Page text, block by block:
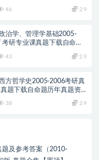
46 2.9
治学、管理学基础2005-
研专业课真题下载自命题
43 2.9
方哲学史2005-2006考研真
题下载自命题历年真题资
38 2.9
及参考答案（2010-